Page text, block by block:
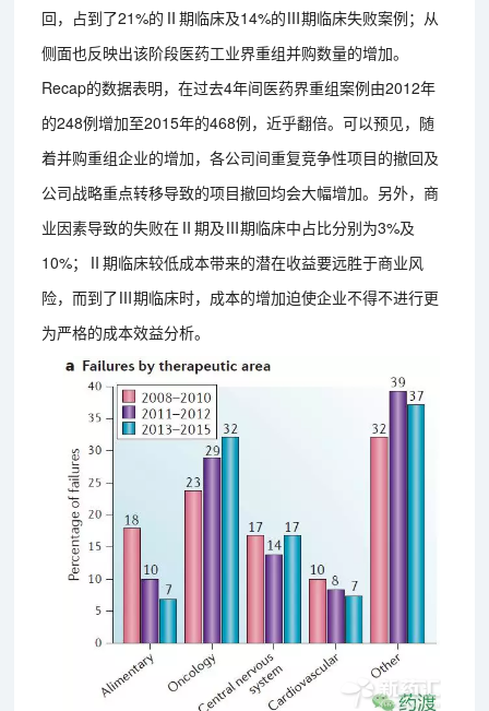
回，占到了21%的Ⅱ期临床及14%的Ⅲ期临床失败案例；从
侧面也反映出该阶段医药工业界重组并购数量的增加。
Recap的数据表明，在过去4年间医药界重组案例由2012年
的248例增加至2015年的468例，近乎翻倍。可以预见，随
着并购重组企业的增加，各公司间重复竞争性项目的撤回及
公司战略重点转移导致的项目撤回均会大幅增加。另外，商
业因素导致的失败在Ⅱ期及Ⅲ期临床中占比分别为3%及
10%；Ⅱ期临床较低成本带来的潜在收益要远胜于商业风
险，而到了Ⅲ期临床时，成本的增加迫使企业不得不进行更
为严格的成本效益分析。